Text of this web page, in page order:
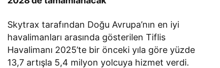
Skytrax tarafından Doğu Avrupa’nın en iyi
havalimanları arasında gösterilen Tiflis
Havalimanı 2025’te bir önceki yıla göre yüzde
13,7 artışla 5,4 milyon yolcuya hizmet verdi.